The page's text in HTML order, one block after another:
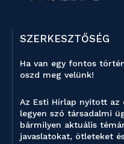
SZERKESZTŐSÉG
Ha van egy fontos
oszd meg velünk!
Az Esti Hírlap nyitott az
legyen szó társadalmi
bármilyen aktuális
javaslatokat, ötleteket